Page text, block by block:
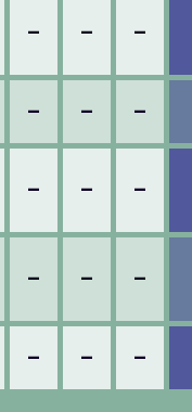
– – –
– – –
– – –
– – –
– – –